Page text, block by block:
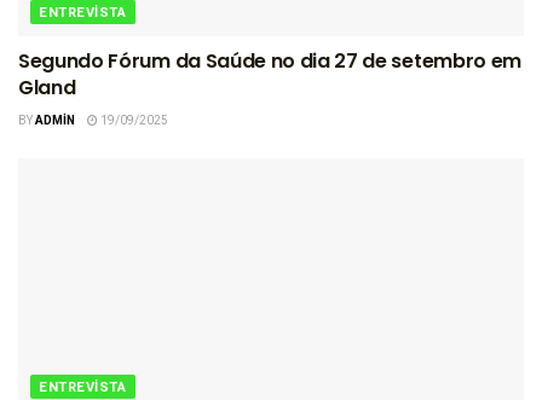
ENTREVISTA
Segundo Fórum da Saúde no dia 27 de setembro em
Gland
BYADMIN 19/09/2025
ENTREVISTA